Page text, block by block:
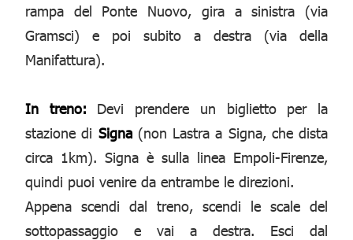
rampa del Ponte Nuovo, gira a sinistra (via
Gramsci) e poi subito a destra (via della
Manifattura).
In treno: Devi prendere un biglietto per la
stazione di Signa(non Lastra a Signa, che dista
circa 1km). Signa è sulla linea Empoli-Firenze,
quindi puoi venire da entrambe le direzioni.
Appena scendi dal treno, scendi le scale del
sottopassaggio e vai a destra. Esci dal